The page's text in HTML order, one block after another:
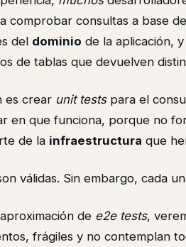
comprobar consultas a base
del dominio de la aplicación,
de tablas que devuelven
es crear unit testspara el
en que funciona, porque no
de la infraestructura que
válidas. Sin embargo, cada
de e2e tests,
frágiles y no contemplan